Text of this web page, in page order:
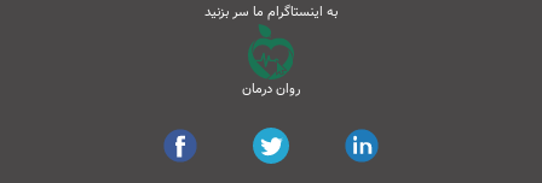
به اینستاگرام ما سر بزنید
روان درمان